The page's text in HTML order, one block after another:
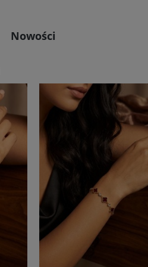
Nowości